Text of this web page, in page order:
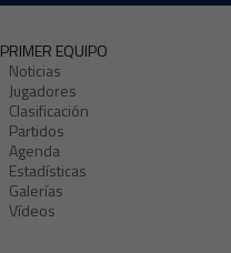
PRIMER EQUIPO
Noticias
Jugadores
Clasificación
Partidos
Agenda
Estadísticas
Galerías
Vídeos